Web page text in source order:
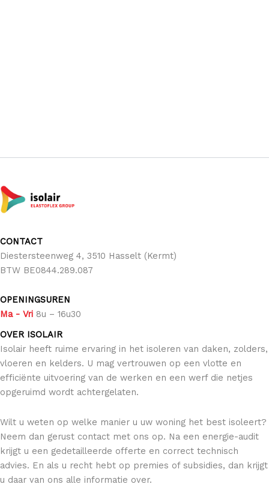
CONTACT
Diestersteenweg 4, 3510 Hasselt (Kermt)
BTW BE0844.289.087
OPENINGSUREN
Ma- Vri 8u – 16u30
OVER ISOLAIR
Isolair heeft ruime ervaring in het isoleren van daken, zolders,
vloeren en kelders. U mag vertrouwen op een vlotte en
efficiënte uitvoering van de werken en een werf die netjes
opgeruimd wordt achtergelaten.
Wilt u weten op welke manier u uw woning het best isoleert?
Neem dan gerust contact met ons op. Na een energie-audit
krijgt u een gedetailleerde offerte en correct technisch
advies. En als u recht hebt op premies of subsidies, dan krijgt
u daar van ons alle informatie over.